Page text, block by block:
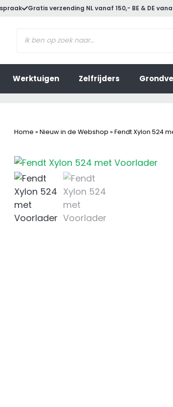
Gratis verzending NL vanaf 150,- BE & DE
zoeken
Werktuigen Zelfrijders
Home » Nieuw in de Webshop » Fendt Xylon 524